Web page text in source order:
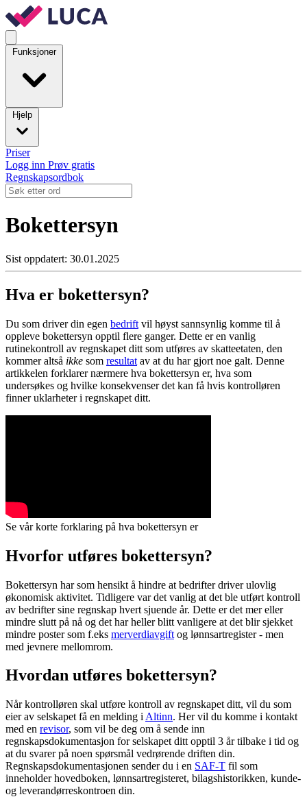
Funksjoner
Hjelp
Priser
Logg inn Prøv gratis
Regnskapsordbok
Bokettersyn
Sist oppdatert: 30.01.2025
Hva er bokettersyn?
Du som driver din egen bedrift vil høyst sannsynlig komme til å
oppleve bokettersyn opptil flere ganger. Dette er en vanlig
rutinekontroll av regnskapet ditt som utføres av skatteetaten, den
kommer altså ikke som resultat av at du har gjort noe galt. Denne
artikkelen forklarer nærmere hva bokettersyn er, hva som
undersøkes og hvilke konsekvenser det kan få hvis kontrolløren
finner uklarheter i regnskapet ditt.
Se vår korte forklaring på hva bokettersyn er
Hvorfor utføres bokettersyn?
Bokettersyn har som hensikt å hindre at bedrifter driver ulovlig
økonomisk aktivitet. Tidligere var det vanlig at det ble utført kontroll
av bedrifter sine regnskap hvert sjuende år. Dette er det mer eller
mindre slutt på nå og det har heller blitt vanligere at det blir sjekket
mindre poster som f.eks merverdiavgift og lønnsartregister - men
med jevnere mellomrom.
Hvordan utføres bokettersyn?
Når kontrolløren skal utføre kontroll av regnskapet ditt, vil du som
eier av selskapet få en melding i Altinn. Her vil du komme i kontakt
med en revisor, som vil be deg om å sende inn
regnskapsdokumentasjon for selskapet ditt opptil 3 år tilbake i tid og
at du svarer på noen spørsmål vedrørende driften din.
Regnskapsdokumentasjonen sender du i en SAF-T fil som
inneholder hovedboken, lønnsartregisteret, bilagshistorikken, kunde-
og leverandørreskontroen din.